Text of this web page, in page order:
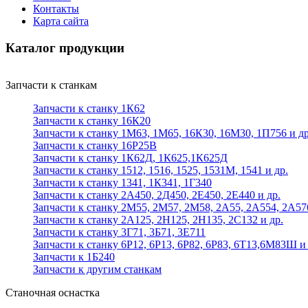
Контакты
Карта сайта
Каталог продукции
Запчасти к станкам
Запчасти к станку 1К62
Запчасти к станку 16К20
Запчасти к станку 1М63, 1М65, 16К30, 16М30, 1П756 и
Запчасти к станку 16Р25В
Запчасти к станку 1К62Д, 1К625,1К625Д
Запчасти к станку 1512, 1516, 1525, 1531М, 1541 и др.
Запчасти к станку 1341, 1К341, 1Г340
Запчасти к станку 2А450, 2Д450, 2Е450, 2Е440 и др.
Запчасти к станку 2М55, 2М57, 2М58, 2А55, 2А554,
Запчасти к станку 2А125, 2Н125, 2Н135, 2С132 и др.
Запчасти к станку 3Г71, 3Б71, 3Е711
Запчасти к станку 6Р12, 6Р13, 6Р82, 6Р83, 6Т13,6М83Ш и
Запчасти к 1Б240
Запчасти к другим станкам
Станочная оснастка